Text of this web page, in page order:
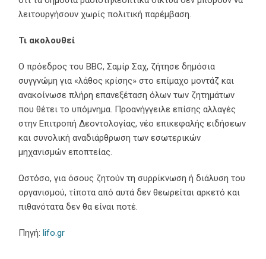
λειτουργήσουν χωρίς πολιτική παρέμβαση.
Τι ακολουθεί
Ο πρόεδρος του BBC, Σαμίρ Σαχ, ζήτησε δημόσια
συγγνώμη για «λάθος κρίσης» στο επίμαχο μοντάζ και
ανακοίνωσε πλήρη επανεξέταση όλων των ζητημάτων
που θέτει το υπόμνημα. Προανήγγειλε επίσης αλλαγές
στην Επιτροπή Δεοντολογίας, νέο επικεφαλής ειδήσεων
και συνολική αναδιάρθρωση των εσωτερικών
μηχανισμών εποπτείας.
Ωστόσο, για όσους ζητούν τη συρρίκνωση ή διάλυση του
οργανισμού, τίποτα από αυτά δεν θεωρείται αρκετό και
πιθανότατα δεν θα είναι ποτέ.
Πηγή: lifo.gr